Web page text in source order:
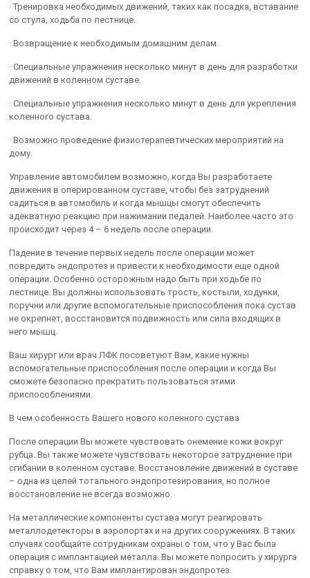
· Тренировка необходимых движений, таких как посадка, вставание
со стула, ходьба по лестнице.
· Возвращение к необходимым домашним делам.
· Специальные упражнения несколько минут в день для разработки
движений в коленном суставе.
· Специальные упражнения несколько минут в день для укрепления
коленного сустава.
· Возможно проведение физиотерапевтических мероприятий на
дому.
Управление автомобилем возможно, когда Вы разработаете
движения в оперированном суставе, чтобы без затруднений
садиться в автомобиль и когда мышцы смогут обеспечить
адекватную реакцию при нажимании педалей. Наиболее часто это
происходит через 4 – 6 недель после операции.
Падение в течение первых недель после операции может
повредить эндопротез и привести к необходимости еще одной
операции. Особенно осторожным надо быть при ходьбе по
лестнице. Вы должны использовать трость, костыли, ходунки,
поручни или другие вспомогательные приспособления пока сустав
не окрепнет, восстановится подвижность или сила входящих в
него мышц.
Ваш хирург или врач ЛФК посоветуют Вам, какие нужны
вспомогательные приспособления после операции и когда Вы
сможете безопасно прекратить пользоваться этими
приспособлениями.
В чем особенность Вашего нового коленного сустава
После операции Вы можете чувствовать онемение кожи вокруг
рубца. Вы также можете чувствовать некоторое затруднение при
сгибании в коленном суставе. Восстановление движений в суставе
– одна из целей тотального эндопротезирования, но полное
восстановление не всегда возможно.
На металлические компоненты сустава могут реагировать
металлодетекторы в аэропортах и на других сооружениях. В таких
случаях сообщайте сотрудникам охраны о том, что у Вас была
операция с имплантацией металла. Вы можете попросить у хирурга
справку о том, что Вам имплантирован эндопротез.